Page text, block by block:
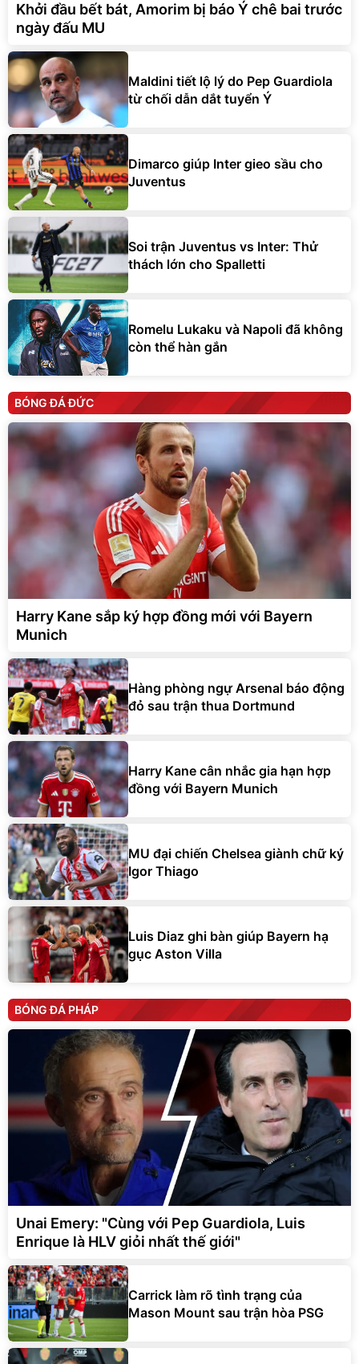
Khởi đầu bết bát, Amorim bị báo Ý chê bai trước
ngày đấu MU
Maldini tiết lộ lý do Pep Guardiola
từ chối dẫn dắt tuyển Ý
Dimarco giúp Inter gieo sầu cho
Juventus
Soi trận Juventus vs Inter: Thử
thách lớn cho Spalletti
Romelu Lukaku và Napoli đã không
còn thể hàn gắn
BÓNG ĐÁ ĐỨC
Harry Kane sắp ký hợp đồng mới với Bayern
Munich
Hàng phòng ngự Arsenal báo động
đỏ sau trận thua Dortmund
Harry Kane cân nhắc gia hạn hợp
đồng với Bayern Munich
MU đại chiến Chelsea giành chữ ký
Igor Thiago
Luis Diaz ghi bàn giúp Bayern hạ
gục Aston Villa
BÓNG ĐÁ PHÁP
Unai Emery: "Cùng với Pep Guardiola, Luis
Enrique là HLV giỏi nhất thế giới"
Carrick làm rõ tình trạng của
Mason Mount sau trận hòa PSG